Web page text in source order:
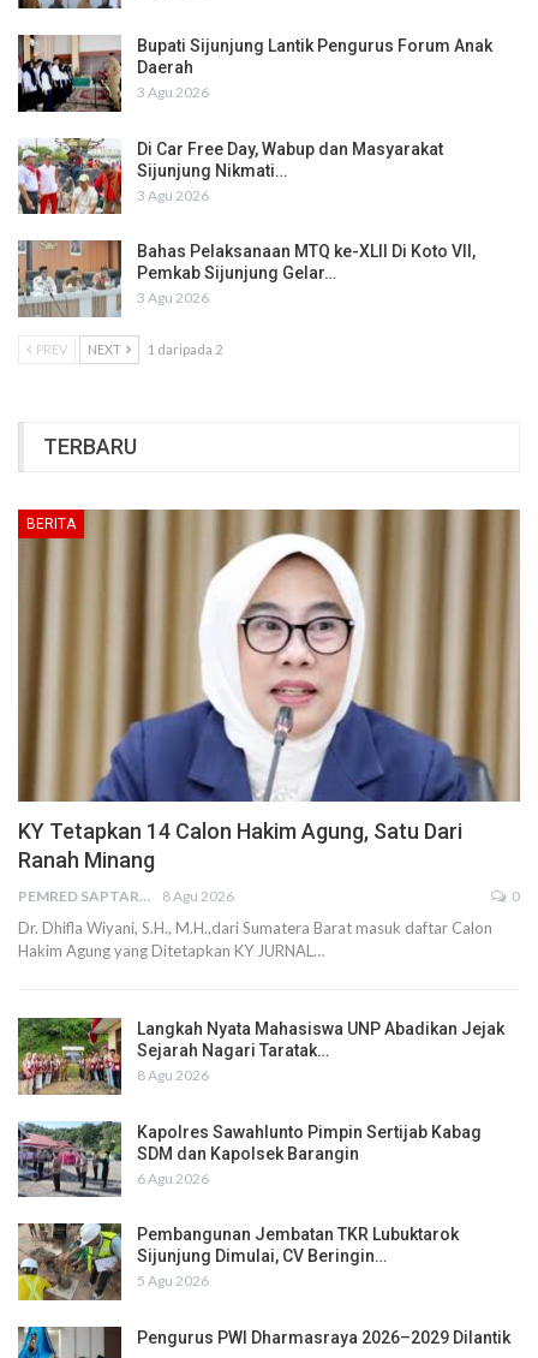
Bupati Sijunjung Lantik Pengurus Forum Anak
Daerah
3 Agu 2026
Di Car Free Day, Wabup dan Masyarakat
Sijunjung Nikmati…
3 Agu 2026
Bahas Pelaksanaan MTQ ke-XLII Di Koto VII,
Pemkab Sijunjung Gelar…
3 Agu 2026
PREV NEXT 1 daripada 2
TERBARU
BERITA
KY Tetapkan 14 Calon Hakim Agung, Satu Dari
Ranah Minang
PEMRED SAPTARIUS 8 Agu 2026 0
Dr. Dhifla Wiyani, S.H., M.H.,dari Sumatera Barat masuk daftar Calon
Hakim Agung yang Ditetapkan KY JURNAL…
Langkah Nyata Mahasiswa UNP Abadikan Jejak
Sejarah Nagari Taratak…
8 Agu 2026
Kapolres Sawahlunto Pimpin Sertijab Kabag
SDM dan Kapolsek Barangin
6 Agu 2026
Pembangunan Jembatan TKR Lubuktarok
Sijunjung Dimulai, CV Beringin…
5 Agu 2026
Pengurus PWI Dharmasraya 2026–2029 Dilantik